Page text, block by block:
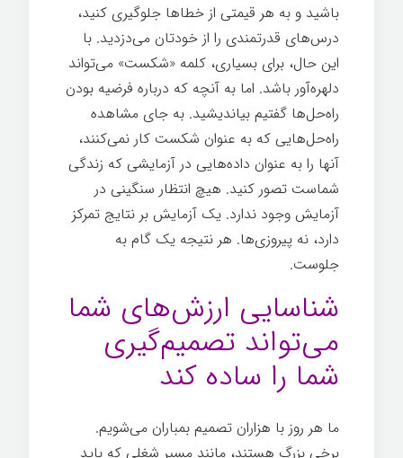
باشید و به هر قیمتی از خطاها جلوگیری کنید،
درس‌های قدرتمندی را از خودتان می‌دزدید. با
این حال، برای بسیاری، کلمه «شکست» می‌تواند
دلهره‌آور باشد. اما به آنچه که درباره فرضیه بودن
راه‌حل‌ها گفتیم بیاندیشید. به جای مشاهده
راه‌حل‌هایی که به عنوان شکست کار نمی‌کنند،
آنها را به عنوان داده‌هایی در آزمایشی که زندگی
شماست تصور کنيد. هیچ انتظار سنگینی در
آزمایش وجود ندارد. یک آزمایش بر نتایج تمرکز
دارد، نه پیروزی‌ها. هر نتیجه یک گام به
جلوست.
شناسایی ارزش‌های شما
می‌تواند تصمیم‌گیری
شما را ساده کند
ما هر روز با هزاران تصمیم بمباران می‌شویم.
برخی بزرگ هستند، مانند مسیر شغلی که باید